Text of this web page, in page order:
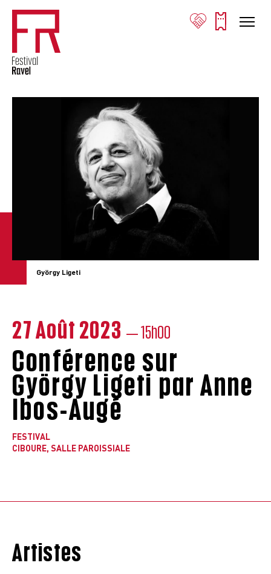
György Ligeti
27 Août 2023 — 15h00
Conférence sur
György Ligeti par Anne
Ibos-Augé
FESTIVAL
CIBOURE, SALLE PAROISSIALE
Artistes